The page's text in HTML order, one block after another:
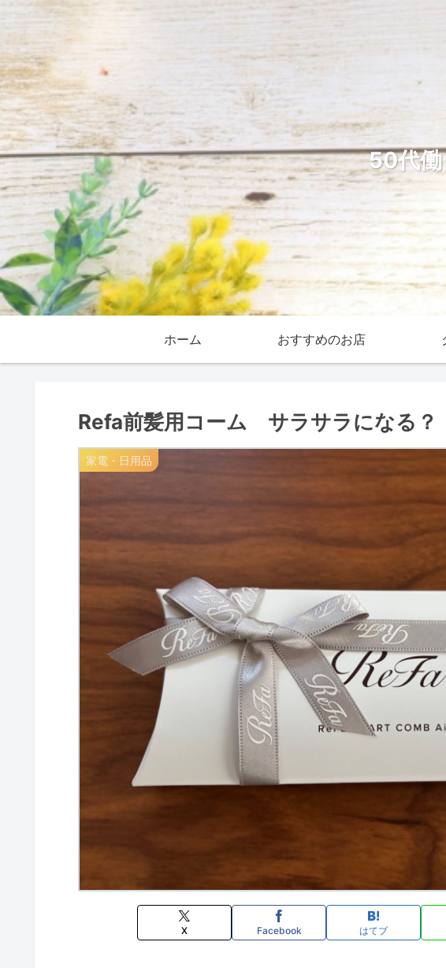
50代
ホーム おすすめのお店
Refa前髪用コーム サラサラになる？
家電・日用品
X Facebook はてブ